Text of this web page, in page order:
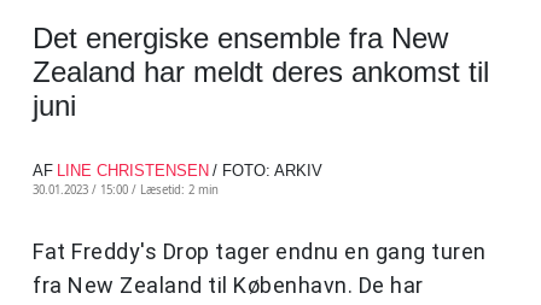
Det energiske ensemble fra New
Zealand har meldt deres ankomst til
juni
AF LINE CHRISTENSEN / FOTO: ARKIV
30.01.2023 / 15:00 / Læsetid: 2 min
Fat Freddy's Drop tager endnu en gang turen
fra New Zealand til København. De har